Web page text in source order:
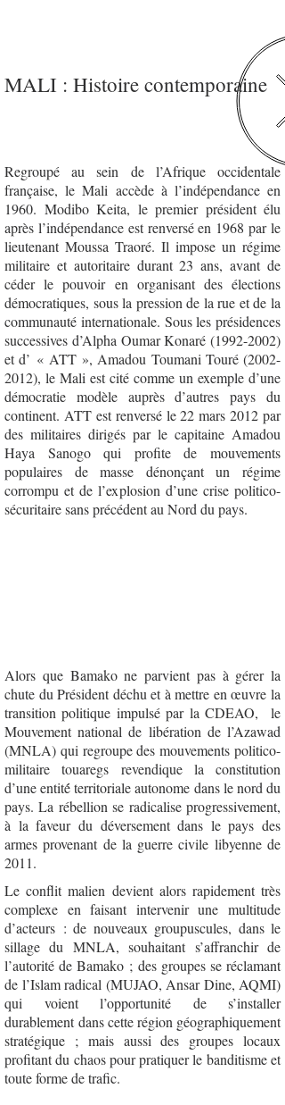
MALI : Histoire contemporaine
Regroupé au sein de l’Afrique occidentale
française, le Mali accède à l’indépendance en
1960. Modibo Keita, le premier président élu
après l’indépendance est renversé en 1968 par le
lieutenant Moussa Traoré. Il impose un régime
militaire et autoritaire durant 23 ans, avant de
céder le pouvoir en organisant des élections
démocratiques, sous la pression de la rue et de la
communauté internationale. Sous les présidences
successives d’Alpha Oumar Konaré (1992-2002)
et d’ « ATT », Amadou Toumani Touré (2002-
2012), le Mali est cité comme un exemple d’une
démocratie modèle auprès d’autres pays du
continent. ATT est renversé le 22 mars 2012 par
des militaires dirigés par le capitaine Amadou
Haya Sanogo qui profite de mouvements
populaires de masse dénonçant un régime
corrompu et de l’explosion d’une crise politico-
sécuritaire sans précédent au Nord du pays.
Alors que Bamako ne parvient pas à gérer la
chute du Président déchu et à mettre en œuvre la
transition politique impulsé par la CDEAO, le
Mouvement national de libération de l’Azawad
(MNLA) qui regroupe des mouvements politico-
militaire touaregs revendique la constitution
d’une entité́ territoriale autonome dans le nord du
pays. La rébellion se radicalise progressivement,
à la faveur du déversement dans le pays des
armes provenant de la guerre civile libyenne de
2011.
Le conflit malien devient alors rapidement très
complexe en faisant intervenir une multitude
d’acteurs : de nouveaux groupuscules, dans le
sillage du MNLA, souhaitant s’affranchir de
l’autorité de Bamako ; des groupes se réclamant
de l’Islam radical (MUJAO, Ansar Dine, AQMI)
qui voient l’opportunité de s’installer
durablement dans cette région géographiquement
stratégique ; mais aussi des groupes locaux
profitant du chaos pour pratiquer le banditisme et
toute forme de trafic.